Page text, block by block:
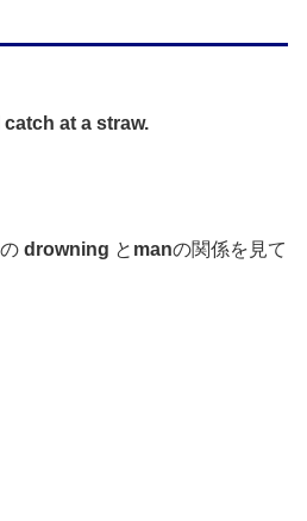
catch at a straw.
drowning と manの関係を見て